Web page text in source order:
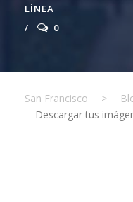
LÍNEA
0
San Francisco >
Descargar tus